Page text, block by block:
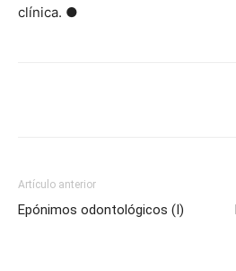
clínica. ●
Artículo anterior
Epónimos odontológicos (I)